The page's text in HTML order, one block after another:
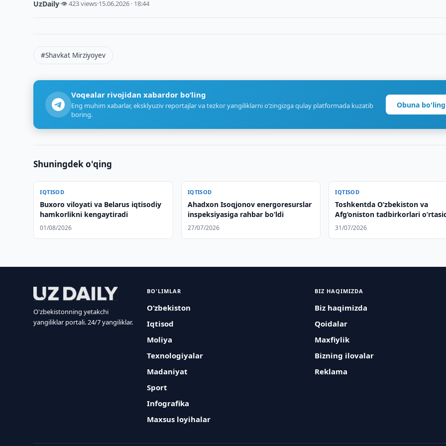
UzDaily·👁 423 views·15.06.2026 · 18:44
#Shavkat Mirziyoyev
Voqealar rivojidan xabardor bo‘ling
Eng muhim xabarlar, eksklyuziv reportajlar va tezkor yangiliklarni o‘zingizga qulay platformada kuzatib
boring.
Obuna bo'ling
Shuningdek o'qing
IQTISOD
Buxoro viloyati va Belarus iqtisodiy
hamkorlikni kengaytiradi
01/08/2026
IQTISOD
Ahadxon Isoqjonov energoresurslar
inspeksiyasiga rahbar bo‘ldi
27/07/2026
IQTISOD
Toshkentda O‘zbekiston va
Afg‘oniston tadbirkorlari
hamkorlik aloqalari
31/07/2026
O'zbekistonning yetakchi
yangiliklar portali. 24/7 yangiliklar.
BO'LIMLAR
O‘zbekiston
Iqtisod
Moliya
Texnologiyalar
Madaniyat
Sport
Infografika
Maxsus loyihalar
BIZ HAQIMIZDA
Biz haqimizda
Qoidalar
Maxfiylik
Bizning ilovalar
Reklama